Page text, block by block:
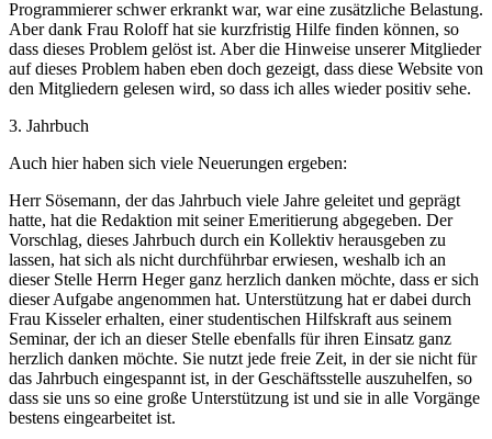
Programmierer schwer erkrankt war, war eine zusätzliche Belastung.
Aber dank Frau Roloff hat sie kurzfristig Hilfe finden können, so
dass dieses Problem gelöst ist. Aber die Hinweise unserer Mitglieder
auf dieses Problem haben eben doch gezeigt, dass diese Website von
den Mitgliedern gelesen wird, so dass ich alles wieder positiv sehe.
3. Jahrbuch
Auch hier haben sich viele Neuerungen ergeben:
Herr Sösemann, der das Jahrbuch viele Jahre geleitet und geprägt
hatte, hat die Redaktion mit seiner Emeritierung abgegeben. Der
Vorschlag, dieses Jahrbuch durch ein Kollektiv herausgeben zu
lassen, hat sich als nicht durchführbar erwiesen, weshalb ich an
dieser Stelle Herrn Heger ganz herzlich danken möchte, dass er sich
dieser Aufgabe angenommen hat. Unterstützung hat er dabei durch
Frau Kisseler erhalten, einer studentischen Hilfskraft aus seinem
Seminar, der ich an dieser Stelle ebenfalls für ihren Einsatz ganz
herzlich danken möchte. Sie nutzt jede freie Zeit, in der sie nicht für
das Jahrbuch eingespannt ist, in der Geschäftsstelle auszuhelfen, so
dass sie uns so eine große Unterstützung ist und sie in alle Vorgänge
bestens eingearbeitet ist.